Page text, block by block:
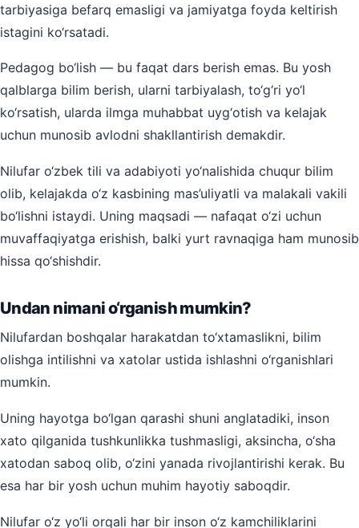
tarbiyasiga befarq emasligi va jamiyatga foyda keltirish
istagini ko‘rsatadi.
Pedagog bo‘lish — bu faqat dars berish emas. Bu yosh
qalblarga bilim berish, ularni tarbiyalash, to‘g‘ri yo‘l
ko‘rsatish, ularda ilmga muhabbat uyg‘otish va kelajak
uchun munosib avlodni shakllantirish demakdir.
Nilufar o‘zbek tili va adabiyoti yo‘nalishida chuqur bilim
olib, kelajakda o‘z kasbining mas’uliyatli va malakali vakili
bo‘lishni istaydi. Uning maqsadi — nafaqat o‘zi uchun
muvaffaqiyatga erishish, balki yurt ravnaqiga ham munosib
hissa qo‘shishdir.
Undan nimani o‘rganish mumkin?
Nilufardan boshqalar harakatdan to‘xtamaslikni, bilim
olishga intilishni va xatolar ustida ishlashni o‘rganishlari
mumkin.
Uning hayotga bo‘lgan qarashi shuni anglatadiki, inson
xato qilganida tushkunlikka tushmasligi, aksincha, o‘sha
xatodan saboq olib, o‘zini yanada rivojlantirishi kerak. Bu
esa har bir yosh uchun muhim hayotiy saboqdir.
Nilufar o‘z yo‘li orqali har bir inson o‘z kamchiliklarini